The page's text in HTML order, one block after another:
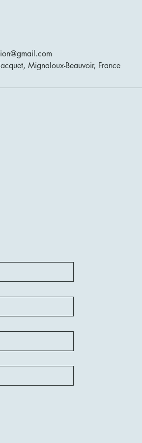
Mignaloux-Beauvoir, France